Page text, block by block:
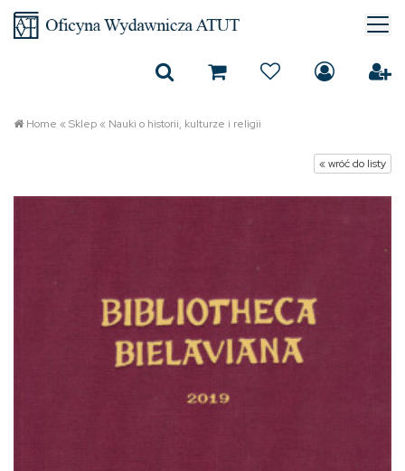
Home «Sklep« Nauki o historii, kulturze i religii
« wróć do listy